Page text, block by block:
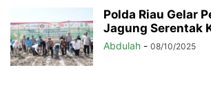
Polda Riau Gelar
Jagung Serentak
Abdulah - 08/10/2025